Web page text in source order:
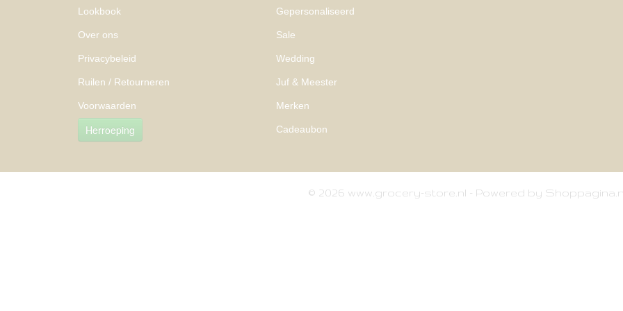
Lookbook
Over ons
Privacybeleid
Ruilen / Retourneren
Voorwaarden
Herroeping
Gepersonaliseerd
Sale
Wedding
Juf & Meester
Merken
Cadeaubon
© 2026 www.grocery-store.nl - Powered by